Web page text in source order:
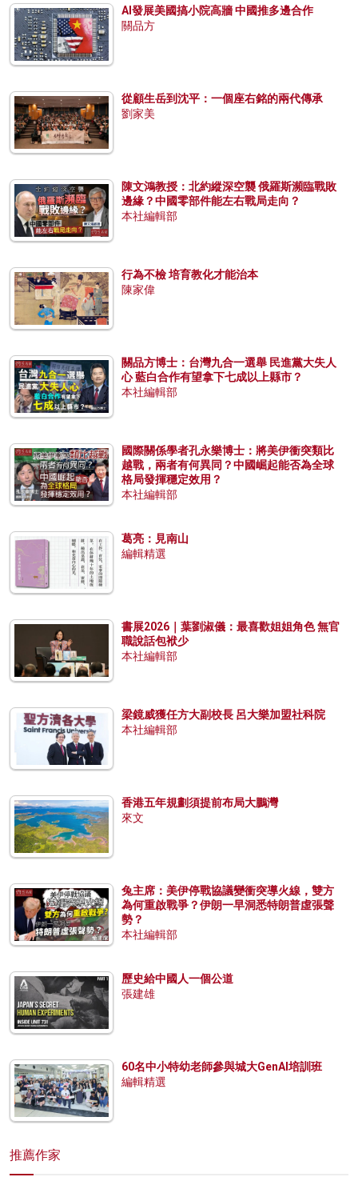
AI發展美國搞小院高牆 中國推多邊合作
關品方
從顧生岳到沈平：一個座右銘的兩代傳承
劉家美
陳文鴻教授：北約縱深空襲 俄羅斯瀕臨戰敗
邊緣？中國零部件能左右戰局走向？
本社編輯部
行為不檢 培育教化才能治本
陳家偉
關品方博士：台灣九合一選舉 民進黨大失人
心 藍白合作有望拿下七成以上縣市？
本社編輯部
國際關係學者孔永樂博士：將美伊衝突類比
越戰，兩者有何異同？中國崛起能否為全球
格局發揮穩定效用？
本社編輯部
葛亮：見南山
編輯精選
書展2026｜葉劉淑儀：最喜歡姐姐角色 無官
職說話包袱少
本社編輯部
梁鏡威獲任方大副校長 呂大樂加盟社科院
本社編輯部
香港五年規劃須提前布局大鵬灣
來文
兔主席：美伊停戰協議變衝突導火線，雙方
為何重啟戰爭？伊朗一早洞悉特朗普虛張聲
勢？
本社編輯部
歷史給中國人一個公道
張建雄
60名中小特幼老師參與城大GenAI培訓班
編輯精選
推薦作家